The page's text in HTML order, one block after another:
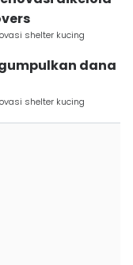
shelter kucing
dana
shelter kucing